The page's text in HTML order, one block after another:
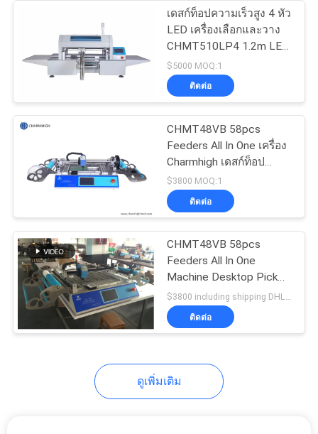
ส่วน
เดสก์ท็อปความเร็วสูง 4 หัว
LED เครื่องเลือกและวาง
CHMT510LP4 1.2m LED
Strip เครื่อง SMT ขนาด
เล็ก
$5000 MOQ:1
ติดต่อ
CHMT48VB 58pcs
Feeders All In One เครื่อง
Charmhigh เดสก์ท็อป
เครื่อง Pick and Place
เครื่อง SMT ขนาดเล็ก
$3800 MOQ:1
ติดต่อ
CHMT48VB 58pcs
Feeders All In One
Machine Desktop Pick
And Place Machine
เครื่อง SMT ขนาดเล็ก
$3800 including shipping DHL MOQ:1
ติดต่อ
ดูเพิ่มเติม